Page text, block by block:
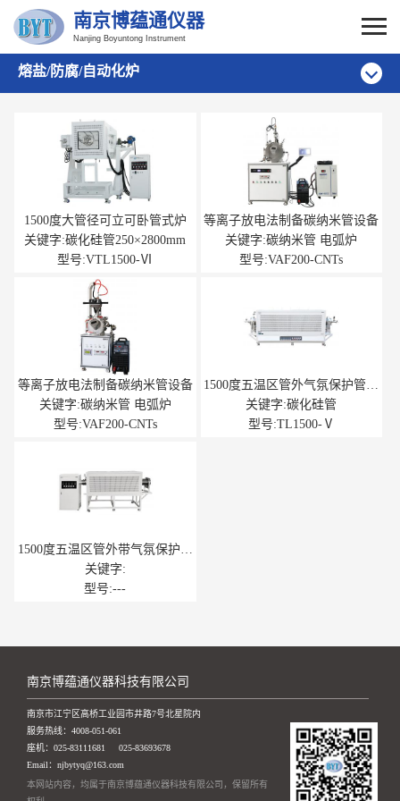
南京博蕴通仪器
Nanjing Boyuntong Instrument
熔盐/防腐/自动化炉
1500度大管径可立可卧管式炉
关键字:碳化硅管250×2800mm
型号:VTL1500-Ⅵ
等离子放电法制备碳纳米管设备
关键字:碳纳米管 电弧炉
型号:VAF200-CNTs
等离子放电法制备碳纳米管设备
关键字:碳纳米管 电弧炉
型号:VAF200-CNTs
1500度五温区管外气氛保护管式
炉
关键字:碳化硅管
型号:TL1500-Ⅴ
1500度五温区管外带气氛保护管
式炉
关键字:
型号:---
南京博蕴通仪器科技有限公司
南京市江宁区高桥工业园市井路7号北星院内
服务热线： 4008-051-061
座机： 025-83111681
025-83693678
Email：njbytyq@163.com
本网站内容，均属于南京博蕴通仪器科技有限公司，保留所有